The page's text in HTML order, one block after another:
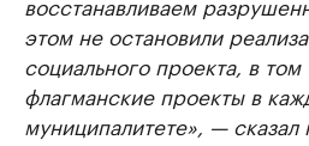
этом не остановили
социального проекта, в
флагманские проекты в
муниципалитете», — сказал